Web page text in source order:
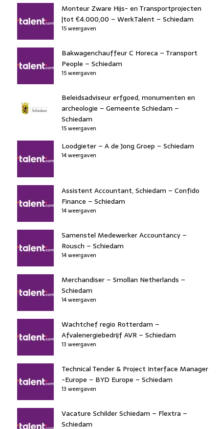
Monteur Zware Hijs- en Transportprojecten
|tot €4.000,00 – WerkTalent – Schiedam
15 weergaven
Bakwagenchauffeur C Horeca – Transport
People – Schiedam
15 weergaven
Beleidsadviseur erfgoed, monumenten en
archeologie – Gemeente Schiedam –
Schiedam
15 weergaven
Loodgieter – A de Jong Groep – Schiedam
14 weergaven
Assistent Accountant, Schiedam – Confido
Finance – Schiedam
14 weergaven
Samenstel Medewerker Accountancy –
Rousch – Schiedam
14 weergaven
Merchandiser – Smollan Netherlands –
Schiedam
14 weergaven
Wachtchef regio Rotterdam –
Afvalenergiebedrijf AVR – Schiedam
13 weergaven
Technical Tender & Project Interface Manager
-Europe – BYD Europe – Schiedam
13 weergaven
Vacature Schilder Schiedam – Flextra –
Schiedam